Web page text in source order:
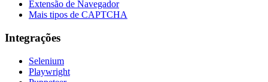
Extensão de Navegador
Mais tipos de CAPTCHA
Integrações
Selenium
Playwright